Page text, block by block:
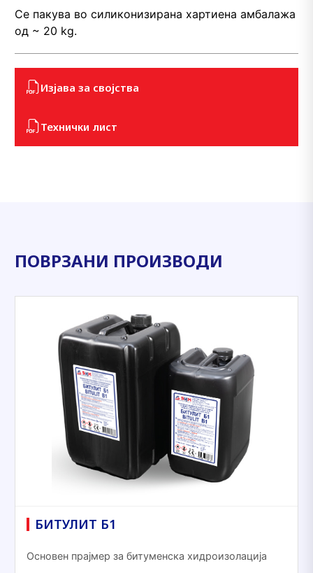
Се пакува во силиконизирана хартиена амбалажа
од ~ 20 kg.
Изјава за својства
Технички лист
ПОВРЗАНИ ПРОИЗВОДИ
БИТУЛИТ Б1
Основен прајмер за битуменска хидроизолација